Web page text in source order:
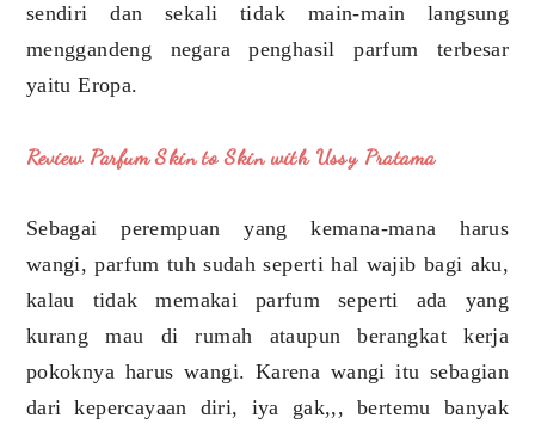
sendiri dan sekali tidak main-main langsung
menggandeng negara penghasil parfum terbesar
yaitu Eropa.
Review Parfum Skin to Skin with Ussy Pratama
Sebagai perempuan yang kemana-mana harus
wangi, parfum tuh sudah seperti hal wajib bagi aku,
kalau tidak memakai parfum seperti ada yang
kurang mau di rumah ataupun berangkat kerja
pokoknya harus wangi. Karena wangi itu sebagian
dari kepercayaan diri, iya gak,,, bertemu banyak